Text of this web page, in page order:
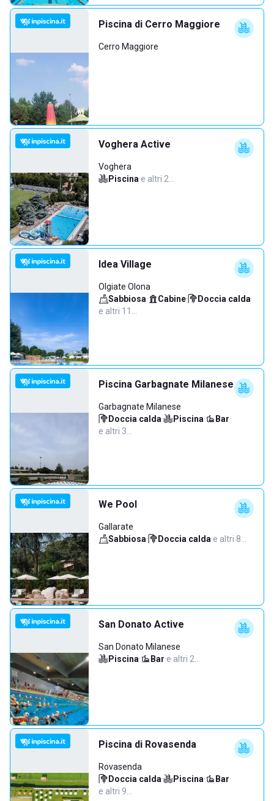
Piscina di Cerro Maggiore
Cerro Maggiore
Voghera Active
Voghera
Piscina·e altri 2…
Idea Village
Olgiate Olona
Sabbiosa· Cabine· Doccia calda·
e altri 11…
Piscina Garbagnate Milanese
Garbagnate Milanese
Doccia calda· Piscina· Bar·
e altri 3…
We Pool
Gallarate
Sabbiosa· Doccia calda·e altri 8…
San Donato Active
San Donato Milanese
Piscina· Bar·e altri 2…
Piscina di Rovasenda
Rovasenda
Doccia calda· Piscina· Bar·
e altri 9…